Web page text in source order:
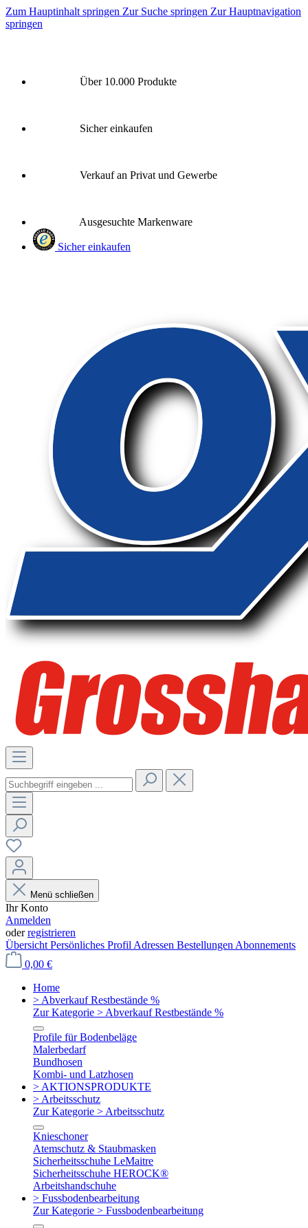
Zum Hauptinhalt springen Zur Suche springen Zur Hauptnavigation
springen
Über 10.000 Produkte
Sicher einkaufen
Verkauf an Privat und Gewerbe
Ausgesuchte Markenware
Sicher einkaufen
Menü schließen
Ihr Konto
Anmelden
oderregistrieren
Übersicht Persönliches Profil Adressen Bestellungen Abonnements
0,00 €
Home
> Abverkauf Restbestände %
Zur Kategorie > Abverkauf Restbestände %
Profile für Bodenbeläge
Malerbedarf
Bundhosen
Kombi- und Latzhosen
> AKTIONSPRODUKTE
> Arbeitsschutz
Zur Kategorie > Arbeitsschutz
Knieschoner
Atemschutz & Staubmasken
Sicherheitsschuhe LeMaitre
Sicherheitsschuhe HEROCK®
Arbeitshandschuhe
> Fussbodenbearbeitung
Zur Kategorie > Fussbodenbearbeitung